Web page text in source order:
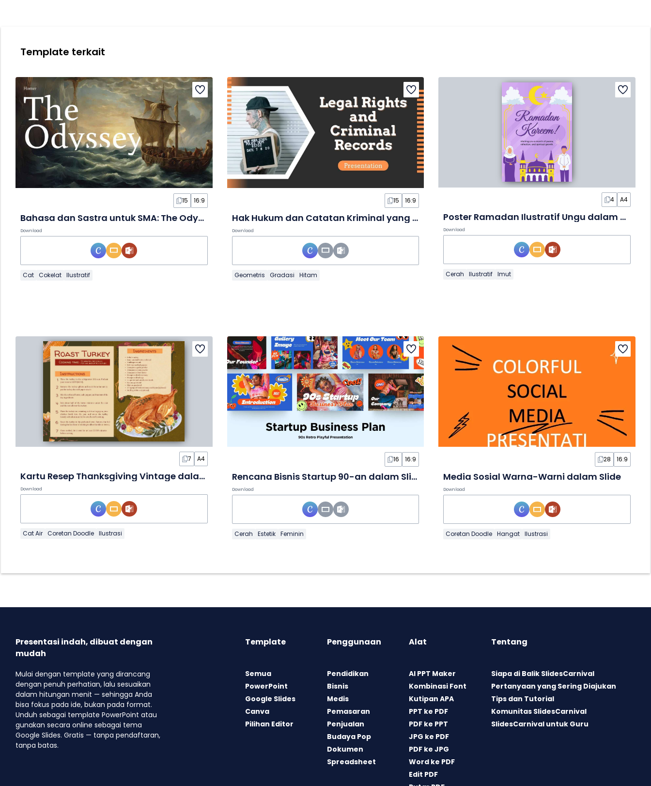
Template terkait
15 16:9
Bahasa dan Sastra untuk SMA: The Odyssey dalam Slide
Download
Cat Cokelat Ilustratif
15 16:9
Hak Hukum dan Catatan Kriminal yang Sederhana dalam Slide
Download
Geometris Gradasi Hitam
4 A4
Poster Ramadan Ilustratif Ungu dalam Poster
Download
Cerah Ilustratif Imut
7 A4
Kartu Resep Thanksgiving Vintage dalam Slide
Download
Cat Air Coretan Doodle Ilustrasi
16 16:9
Rencana Bisnis Startup 90-an dalam Slide
Download
Cerah Estetik Feminin
28 16:9
Media Sosial Warna-Warni dalam Slide
Download
Coretan Doodle Hangat Ilustrasi
Presentasi indah, dibuat dengan
mudah
Mulai dengan template yang dirancang
dengan penuh perhatian, lalu sesuaikan
dalam hitungan menit — sehingga Anda
bisa fokus pada ide, bukan pada format.
Unduh sebagai template PowerPoint atau
gunakan secara online sebagai tema
Google Slides. Gratis — tanpa pendaftaran,
tanpa batas.
Template
Semua
PowerPoint
Google Slides
Canva
Pilihan Editor
Penggunaan
Pendidikan
Bisnis
Medis
Pemasaran
Penjualan
Budaya Pop
Dokumen
Spreadsheet
Alat
AI PPT Maker
Kombinasi Font
Kutipan APA
PPT ke PDF
PDF ke PPT
JPG ke PDF
PDF ke JPG
Word ke PDF
Edit PDF
Tentang
Siapa di Balik SlidesCarnival
Pertanyaan yang Sering Diajukan
Tips dan Tutorial
Komunitas SlidesCarnival
SlidesCarnival untuk Guru